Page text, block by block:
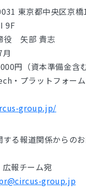
東京都中央区京
9F
役 矢部 貴志
円（資本準備金含む
・プラットフォー
group.jp/
する報道関係からの
報チーム宛
group.jp